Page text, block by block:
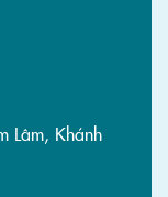
Lâm, Khánh